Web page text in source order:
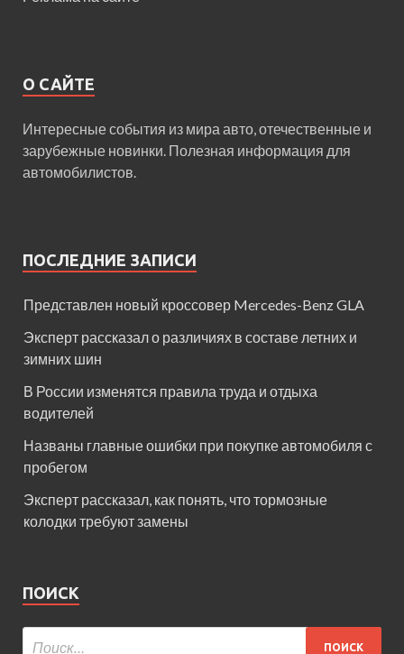
О САЙТЕ
Интересные события из мира авто, отечественные и
зарубежные новинки. Полезная информация для
автомобилистов.
ПОСЛЕДНИЕ ЗАПИСИ
Представлен новый кроссовер Mercedes-Benz GLA
Эксперт рассказал о различиях в составе летних и
зимних шин
В России изменятся правила труда и отдыха
водителей
Названы главные ошибки при покупке автомобиля с
пробегом
Эксперт рассказал, как понять, что тормозные
колодки требуют замены
ПОИСК